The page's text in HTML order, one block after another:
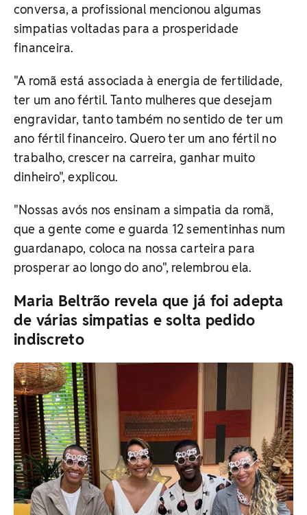
conversa, a profissional mencionou algumas
simpatias voltadas para a prosperidade
financeira.
"A romã está associada à energia de fertilidade,
ter um ano fértil. Tanto mulheres que desejam
engravidar, tanto também no sentido de ter um
ano fértil financeiro. Quero ter um ano fértil no
trabalho, crescer na carreira, ganhar muito
dinheiro", explicou.
"Nossas avós nos ensinam a simpatia da romã,
que a gente come e guarda 12 sementinhas num
guardanapo, coloca na nossa carteira para
prosperar ao longo do ano", relembrou ela.
Maria Beltrão revela que já foi adepta
de várias simpatias e solta pedido
indiscreto